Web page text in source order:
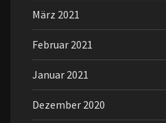
März 2021
Februar 2021
Januar 2021
Dezember 2020